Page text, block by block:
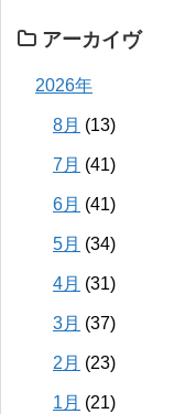
アーカイヴ
2026年
8月 (13)
7月 (41)
6月 (41)
5月 (34)
4月 (31)
3月 (37)
2月 (23)
1月 (21)